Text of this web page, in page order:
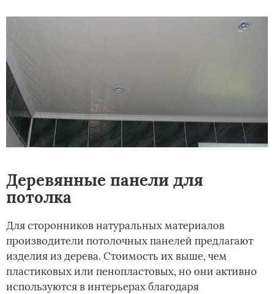
Деревянные панели для
потолка
Для сторонников натуральных материалов
производители потолочных панелей предлагают
изделия из дерева. Стоимость их выше, чем
пластиковых или пенопластовых, но они активно
используются в интерьерах благодаря